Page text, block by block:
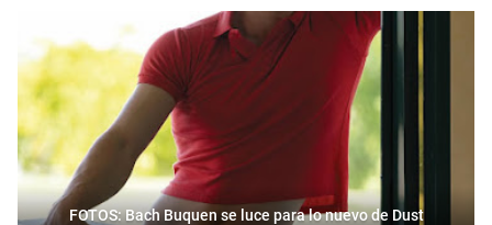
FOTOS: Bach Buquen se luce para lo nuevo de Dust